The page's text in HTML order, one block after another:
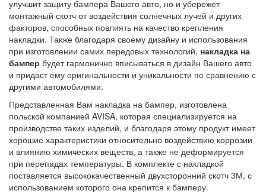
улучшит защиту бампера Вашего авто, но и убережет
монтажный скотч от воздействия солнечных лучей и других
факторов, способных повлиять на качество крепления
накладки. Также благодаря своему дизайну и использования
при изготовлении самих передовых технологий, накладка на
бампер будет гармонично вписываться в дизайн Вашего авто
и придаст ему оригинальности и уникальности по сравнению с
другими автомобилями.
Представленная Вам накладка на бампер, изготовлена
польской компанией AVISA, которая специализируется на
производстве таких изделий, и благодаря этому продукт имеет
хорошие характеристики относительно воздействию коррозии
и влиянию химических веществ, а также не деформируется
при перепадах температуры. В комплекте с накладкой
поставляется высококачественный двухсторонний скотч 3М, с
использованием которого она крепится к бамперу.